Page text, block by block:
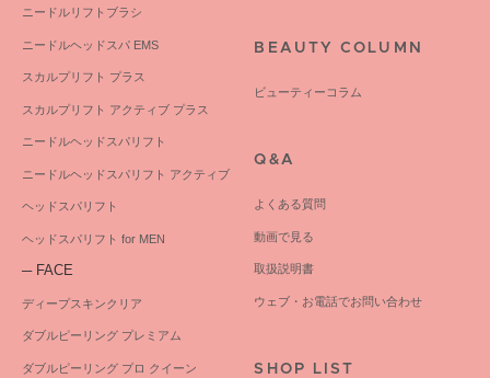
ニードルリフトブラシ
ニードルヘッドスパ EMS
スカルプリフト プラス
スカルプリフト アクティブ プラス
ニードルヘッドスパリフト
ニードルヘッドスパリフト アクティブ
ヘッドスパリフト
ヘッドスパリフト for MEN
─ FACE
ディープスキンクリア
ダブルピーリング プレミアム
ダブルピーリング プロ クイーン
BEAUTY COLUMN
ビューティーコラム
Q&A
よくある質問
動画で見る
取扱説明書
ウェブ・お電話でお問い合わせ
SHOP LIST